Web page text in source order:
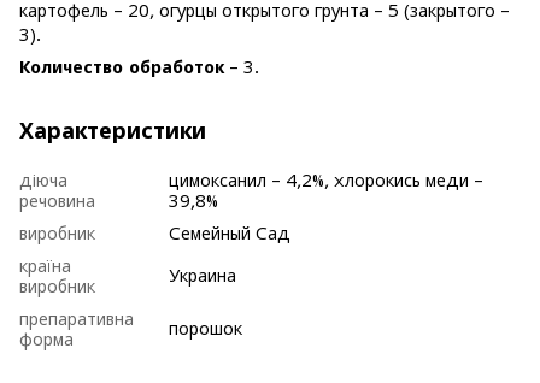
картофель – 20, огурцы открытого грунта – 5 (закрытого –
3).
Количество обработок – 3.
Характеристики
діюча
речовина
цимоксанил – 4,2%, хлорокись меди –
39,8%
виробник
Семейный Сад
країна
виробник
Украина
препаративна
форма
порошок